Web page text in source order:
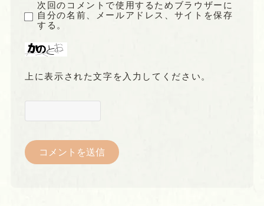
次回のコメントで使用するためブラウザーに
自分の名前、メールアドレス、サイトを保存
する。
上に表示された文字を入力してください。